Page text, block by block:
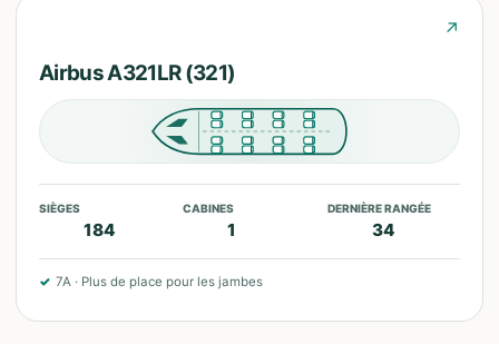
↗
Airbus A321LR (321)
SIÈGES
184
CABINES
1
DERNIÈRE RANGÉE
34
✓ 7A · Plus de place pour les jambes